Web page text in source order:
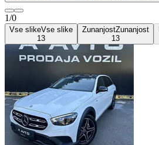
1/0
Vse slikeVse slike
13
ZunanjostZunanjost
13